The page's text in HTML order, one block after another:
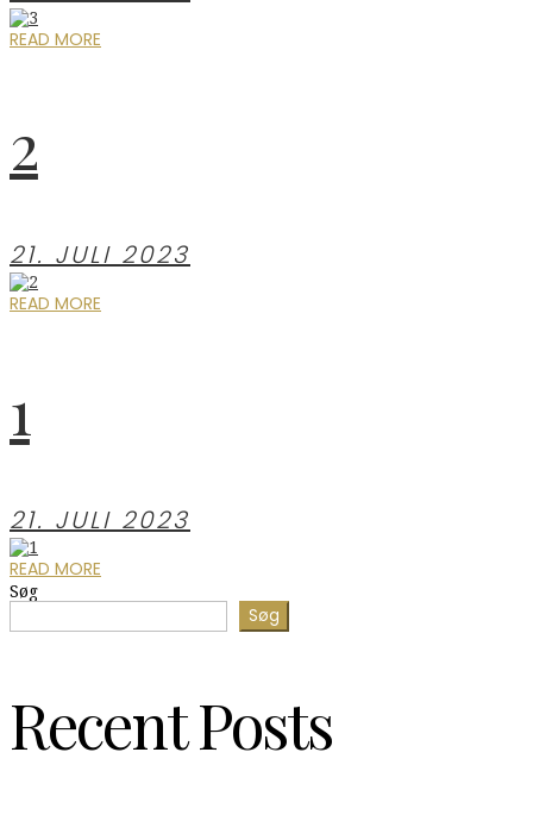
READ MORE
2
21. JULI 2023
READ MORE
1
21. JULI 2023
READ MORE
Søg
Søg
Recent Posts